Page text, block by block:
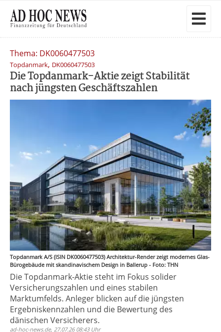
Thema: DK0060477503
Topdanmark, DK0060477503
Die Topdanmark-Aktie zeigt Stabilität
nach jüngsten Geschäftszahlen
Topdanmark A/S (ISIN DK0060477503) Architektur-Render zeigt modernes Glas-
Bürogebäude mit skandinavischem Design in Ballerup - Foto: THN
Die Topdanmark-Aktie steht im Fokus solider
Versicherungszahlen und eines stabilen
Marktumfelds. Anleger blicken auf die jüngsten
Ergebniskennzahlen und die Bewertung des
dänischen Versicherers.
ad-hoc-news.de, 27.07.26 08:43 Uhr